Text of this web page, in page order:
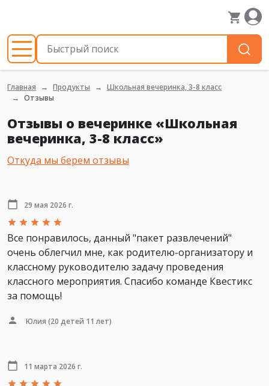
Главная Продукты
Школьная вечеринка, 3-8 класс
Отзывы
Отзывы о вечеринке «Школьная
вечеринка, 3-8 класс»
Откуда мы берем отзывы
29 мая 2026 г.
Все понравилось, данный "пакет развлечений"
очень облегчил мне, как родителю-организатору и
классному руководителю задачу проведения
классного мероприятия. Спасибо команде Квестикс
за помощь!
Юлия (20 детей 11 лет)
11 марта 2026 г.